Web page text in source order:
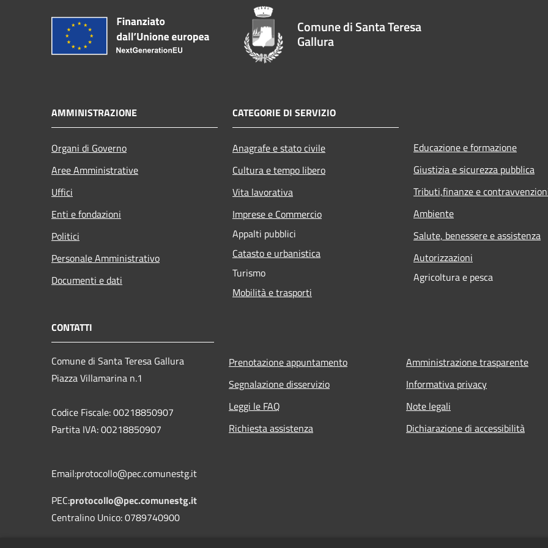
Comune di Santa Teresa
Gallura
AMMINISTRAZIONE
Organi di Governo
Aree Amministrative
Uffici
Enti e fondazioni
Politici
Personale Amministrativo
Documenti e dati
CATEGORIE DI SERVIZIO
Anagrafe e stato civile
Cultura e tempo libero
Vita lavorativa
Imprese e Commercio
Appalti pubblici
Catasto e urbanistica
Turismo
Mobilità e trasporti
Educazione e formazione
Giustizia e sicurezza pubblica
Tributi,finanze e
Ambiente
Salute, benessere e assistenza
Autorizzazioni
Agricoltura e pesca
CONTATTI
Comune di Santa Teresa Gallura
Piazza Villamarina n.1
Codice Fiscale: 00218850907
Partita IVA: 00218850907
Email:protocollo@pec.comunestg.it
PEC:protocollo@pec.comunestg.it
Centralino Unico: 0789740900
Prenotazione appuntamento
Segnalazione disservizio
Leggi le FAQ
Richiesta assistenza
Amministrazione trasparente
Informativa privacy
Note legali
Dichiarazione di accessibilità